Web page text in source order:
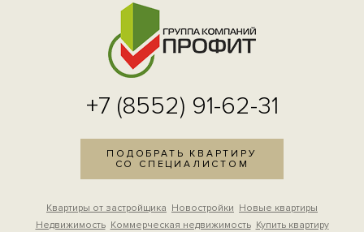
+7 (8552) 91-62-31
ПОДОБРАТЬ КВАРТИРУ
СО СПЕЦИАЛИСТОМ
Квартиры от застройщика Новостройки Новые квартиры
Недвижимость Коммерческая недвижимость Купить квартиру